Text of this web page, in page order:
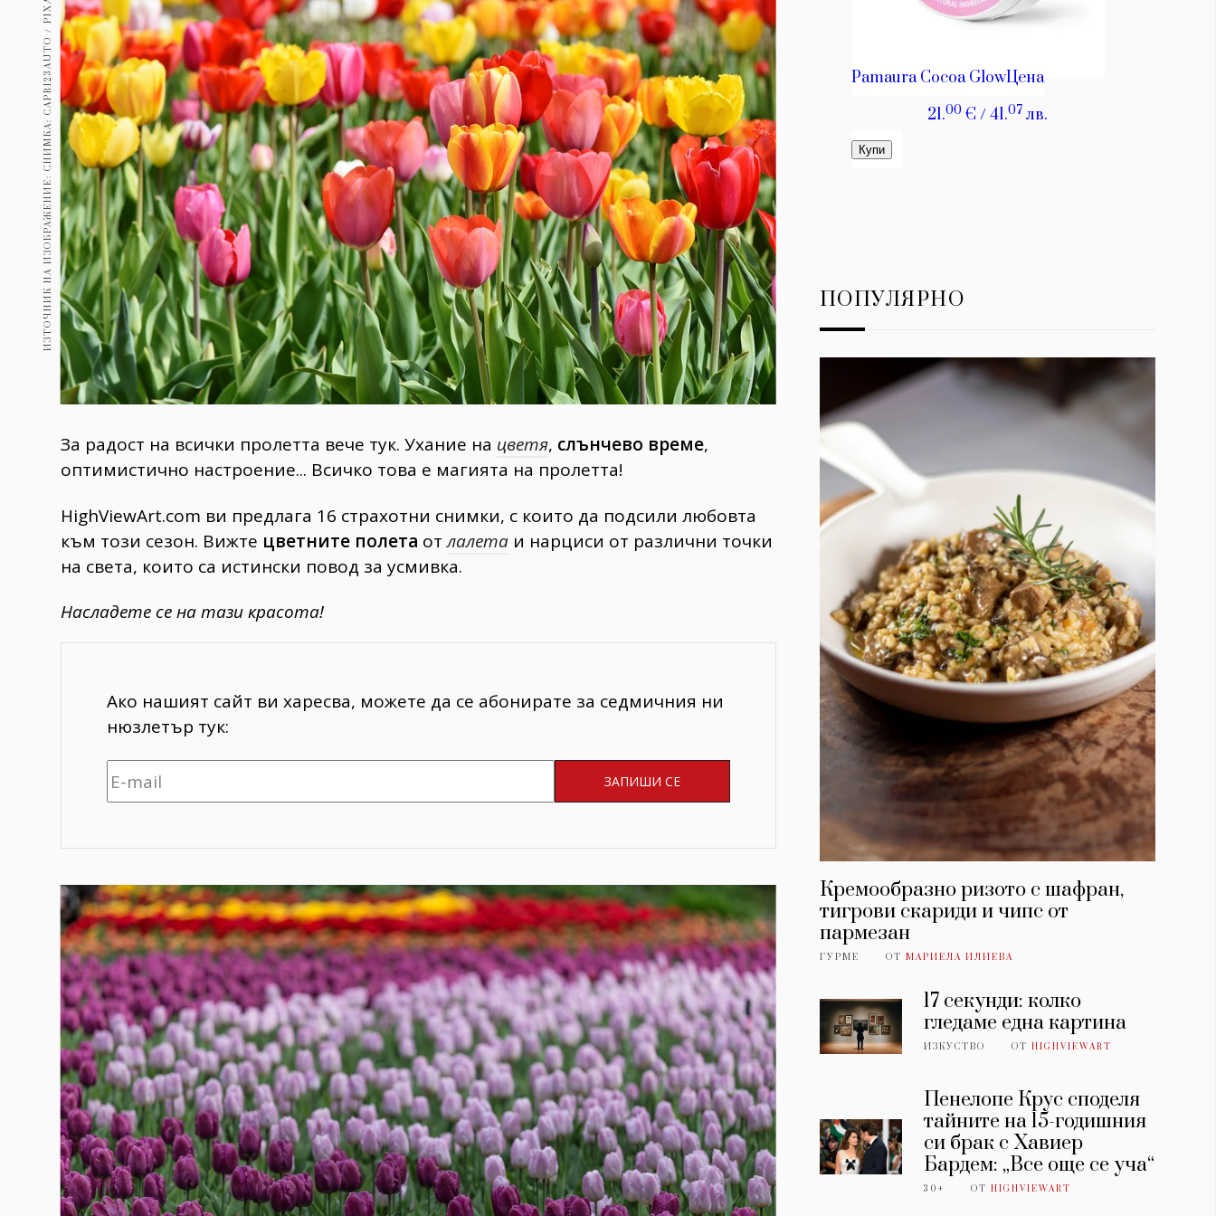
Пътувай 237
Здраве 389
Gentlemen
382
Wellness 1817
ПОСЛЕДВАЙТЕ
НИ
ИЗТОЧНИК НА ИЗОБРАЖЕНИЕ: СНИМКА: CAPRI23AUTO / PIXABAY.COM
За радост на всички пролетта вече тук. Ухание на цветя, слънчево време,
оптимистично настроение... Всичко това е магията на пролетта!
HighViewArt.com ви предлага 16 страхотни снимки, с които да подсили любовта
към този сезон. Вижте цветните полета отлалета и нарциси от различни точки
на света, които са истински повод за усмивка.
Насладете се на тази красота!
Ако нашият сайт ви харесва, можете да се абонирате за седмичния ни
нюзлетър тук:
ПОПУЛЯРНО
Кремообразно ризото с шафран,
тигрови скариди и чипс от
пармезан
ГУРМЕ ОТ МАРИЕЛА ИЛИЕВА
17 секунди: колко
гледаме една картина
ИЗКУСТВО ОТHIGHVIEWART
Пенелопе Крус споделя
тайните на 15-годишния
си брак с Хавиер
Бардем: „Все още се уча“
30+ ОТHIGHVIEWART